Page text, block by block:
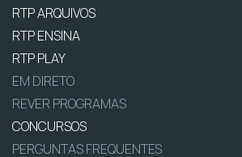
RTP ARQUIVOS
RTP ENSINA
RTP PLAY
EM DIRETO
REVER PROGRAMAS
CONCURSOS
PERGUNTAS FREQUENTES